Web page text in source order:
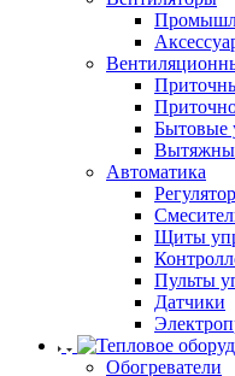
Бытовые
Автоматика
Щиты
Пульты
Датчики
Обогреватели